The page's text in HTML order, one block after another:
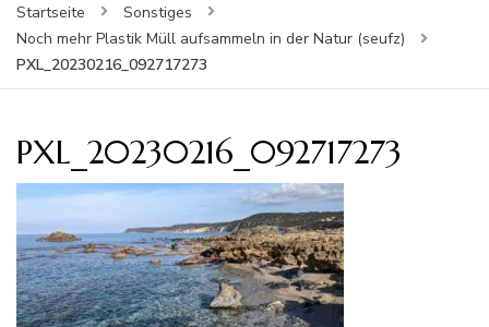
Startseite
Sonstiges
Noch mehr Plastik Müll aufsammeln in der Natur (seufz)
PXL_20230216_092717273
PXL_20230216_092717273